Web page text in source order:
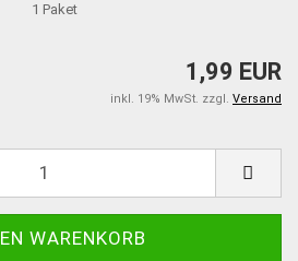
1Paket
1,99 EUR
inkl. 19% MwSt. zzgl. Versand